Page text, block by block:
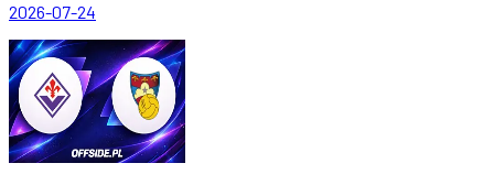
2026-07-24